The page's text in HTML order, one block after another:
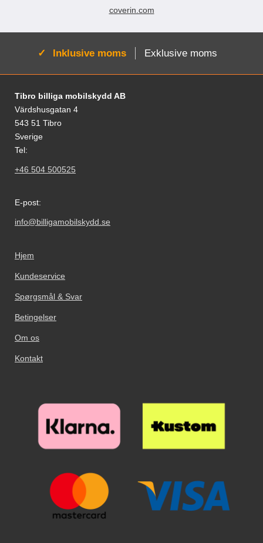
coverin.com
Aktiv:
Inklusive moms Exklusive moms
Fodnoter Blandede oplysninger og links
Tibro billiga mobilskydd AB
Värdshusgatan 4
543 51 Tibro
Sverige
Tel:
+46 504 500525
E-post:
info@billigamobilskydd.se
Hjem
Kundeservice
Spørgsmål & Svar
Betingelser
Om os
Kontakt